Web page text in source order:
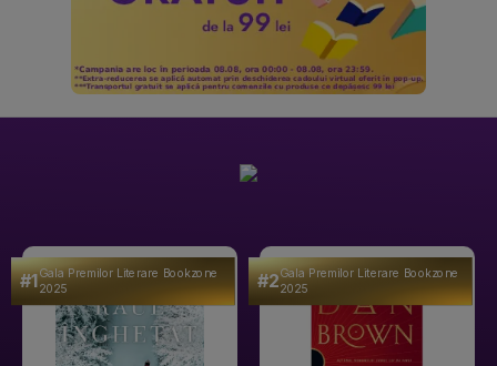
#1Gala Premilor Literare Bookzone
2025 #2Gala Premilor Literare Bookzone
2025